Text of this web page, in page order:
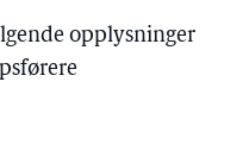
opplysninger